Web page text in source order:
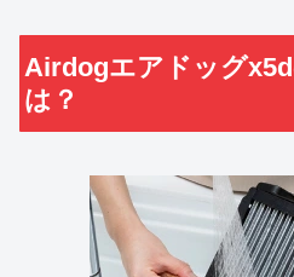
Airdogエアドッグ
は？